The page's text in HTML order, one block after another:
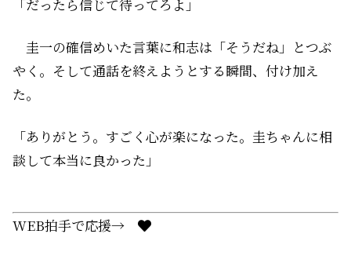
「だったら信じて待ってろよ」
圭一の確信めいた言葉に和志は「そうだね」とつぶ
やく。そして通話を終えようとする瞬間、付け加え
た。
「ありがとう。すごく心が楽になった。圭ちゃんに相
談して本当に良かった」
WEB拍手で応援→